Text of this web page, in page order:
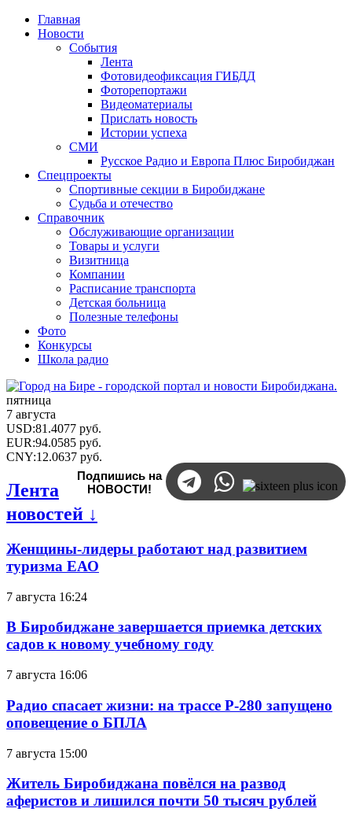
Главная
Новости
События
Лента
Фотовидеофиксация ГИБДД
Фоторепортажи
Видеоматериалы
Прислать новость
Истории успеха
СМИ
Русское Радио и Европа Плюс Биробиджан
Спецпроекты
Спортивные секции в Биробиджане
Судьба и отечество
Справочник
Обслуживающие организации
Товары и услуги
Визитница
Компании
Расписание транспорта
Детская больница
Полезные телефоны
Фото
Конкурсы
Школа радио
пятница
7 августа
USD:81.4077 руб.
EUR:94.0585 руб.
CNY:12.0637 руб.
Подпишись на
НОВОСТИ!
Лента
новостей ↓
Женщины-лидеры работают над развитием
туризма ЕАО
7 августа 16:24
В Биробиджане завершается приемка детских
садов к новому учебному году
7 августа 16:06
Радио спасает жизни: на трассе Р-280 запущено
оповещение о БПЛА
7 августа 15:00
Житель Биробиджана повёлся на развод
аферистов и лишился почти 50 тысяч рублей